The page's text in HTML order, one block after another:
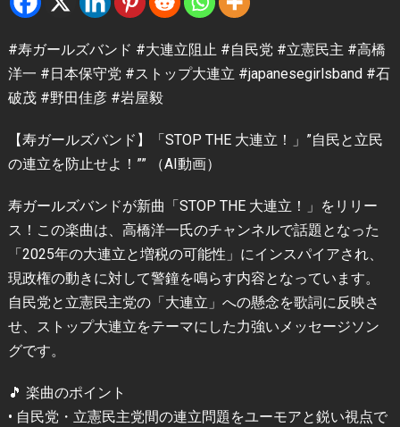
#寿ガールズバンド #大連立阻止 #自民党 #立憲民主 #高橋
洋一 #日本保守党 #ストップ大連立 #japanesegirlsband #石
破茂 #野田佳彦 #岩屋毅
【寿ガールズバンド】「STOP THE 大連立！」”自民と立民
の連立を防止せよ！”” （AI動画）
寿ガールズバンドが新曲「STOP THE 大連立！」をリリー
ス！この楽曲は、高橋洋一氏のチャンネルで話題となった
「2025年の大連立と増税の可能性」にインスパイアされ、
現政権の動きに対して警鐘を鳴らす内容となっています。
自民党と立憲民主党の「大連立」への懸念を歌詞に反映さ
せ、ストップ大連立をテーマにした力強いメッセージソン
グです。
🎵 楽曲のポイント
• 自民党・立憲民主党間の連立問題をユーモアと鋭い視点で